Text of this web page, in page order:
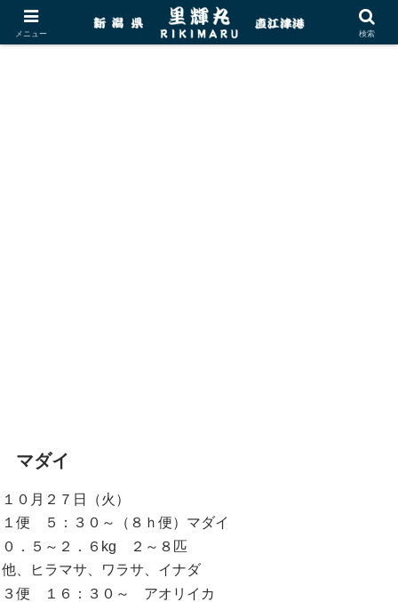
マダイ
１０月２７日（火）
１便 ５：３０～（８ｈ便）マダイ
０．５～２．６kg ２～８匹
他、ヒラマサ、ワラサ、イナダ
３便 １６：３０～ アオリイカ
メニュー 検索